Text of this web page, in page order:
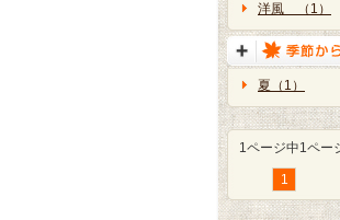
洋風 （1）
夏（1）
1ページ中1ペー
1